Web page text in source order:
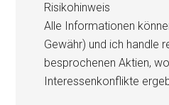
Risikohinweis
Alle Informationen
Gewähr) und ich handle
besprochenen Aktien,
Interessenkonflikte